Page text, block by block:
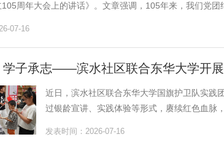
周年大会上的讲话》。文章强调，105年来，我们党团
07-16
学子承志——滨水社区联合东华大学开
近日，滨水社区联合东华大学国旗护卫队实践
过银龄宣讲、实践体验等形式，赓续红色血脉
发表时间：2026-07-16